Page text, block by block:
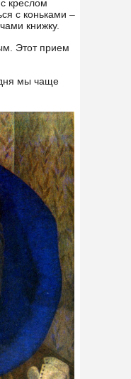
креслом
с коньками –
книжку.
Этот прием
мы чаще